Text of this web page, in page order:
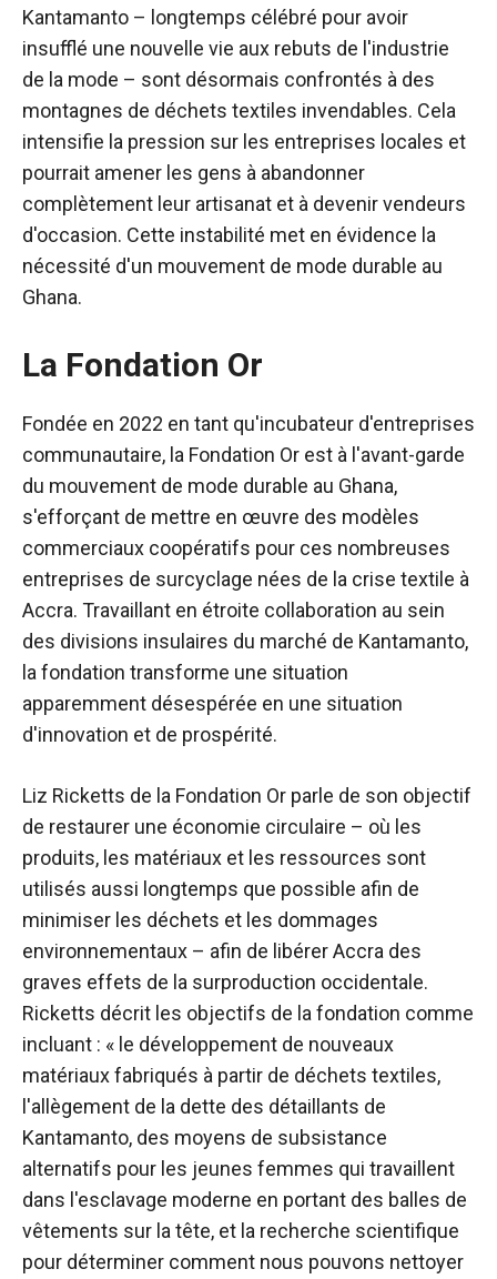
Kantamanto – longtemps célébré pour avoir
insufflé une nouvelle vie aux rebuts de l'industrie
de la mode – sont désormais confrontés à des
montagnes de déchets textiles invendables. Cela
intensifie la pression sur les entreprises locales et
pourrait amener les gens à abandonner
complètement leur artisanat et à devenir vendeurs
d'occasion. Cette instabilité met en évidence la
nécessité d'un mouvement de mode durable au
Ghana.
La Fondation Or
Fondée en 2022 en tant qu'incubateur d'entreprises
communautaire, la Fondation Or est à l'avant-garde
du mouvement de mode durable au Ghana,
s'efforçant de mettre en œuvre des modèles
commerciaux coopératifs pour ces nombreuses
entreprises de surcyclage nées de la crise textile à
Accra. Travaillant en étroite collaboration au sein
des divisions insulaires du marché de Kantamanto,
la fondation transforme une situation
apparemment désespérée en une situation
d'innovation et de prospérité.
Liz Ricketts de la Fondation Or parle de son objectif
de restaurer une économie circulaire – où les
produits, les matériaux et les ressources sont
utilisés aussi longtemps que possible afin de
minimiser les déchets et les dommages
environnementaux – afin de libérer Accra des
graves effets de la surproduction occidentale.
Ricketts décrit les objectifs de la fondation comme
incluant : « le développement de nouveaux
matériaux fabriqués à partir de déchets textiles,
l'allègement de la dette des détaillants de
Kantamanto, des moyens de subsistance
alternatifs pour les jeunes femmes qui travaillent
dans l'esclavage moderne en portant des balles de
vêtements sur la tête, et la recherche scientifique
pour déterminer comment nous pouvons nettoyer